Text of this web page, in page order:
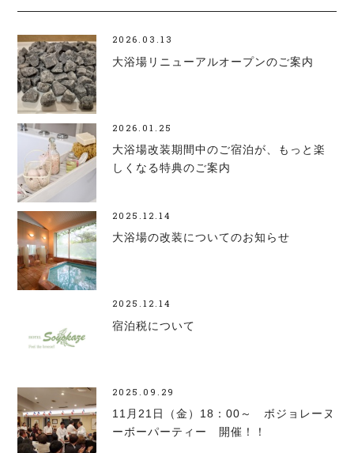
2026.03.13
大浴場リニューアルオープンのご案内
2026.01.25
大浴場改装期間中のご宿泊が、もっと楽
しくなる特典のご案内
2025.12.14
大浴場の改装についてのお知らせ
2025.12.14
宿泊税について
2025.09.29
11月21日（金）18：00～ ボジョレーヌ
ーボーパーティー 開催！！